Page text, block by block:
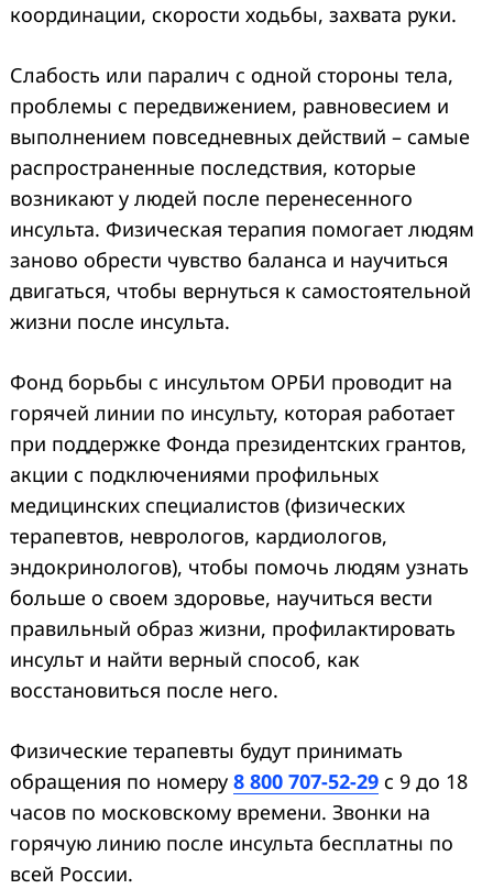
координации, скорости ходьбы, захвата руки.
Слабость или паралич с одной стороны тела,
проблемы с передвижением, равновесием и
выполнением повседневных действий – самые
распространенные последствия, которые
возникают у людей после перенесенного
инсульта. Физическая терапия помогает людям
заново обрести чувство баланса и научиться
двигаться, чтобы вернуться к самостоятельной
жизни после инсульта.
Фонд борьбы с инсультом ОРБИ проводит на
горячей линии по инсульту, которая работает
при поддержке Фонда президентских грантов,
акции с подключениями профильных
медицинских специалистов (физических
терапевтов, неврологов, кардиологов,
эндокринологов), чтобы помочь людям узнать
больше о своем здоровье, научиться вести
правильный образ жизни, профилактировать
инсульт и найти верный способ, как
восстановиться после него.
Физические терапевты будут принимать
обращения по номеру 8 800 707-52-29 с 9 до 18
часов по московскому времени. Звонки на
горячую линию после инсульта бесплатны по
всей России.